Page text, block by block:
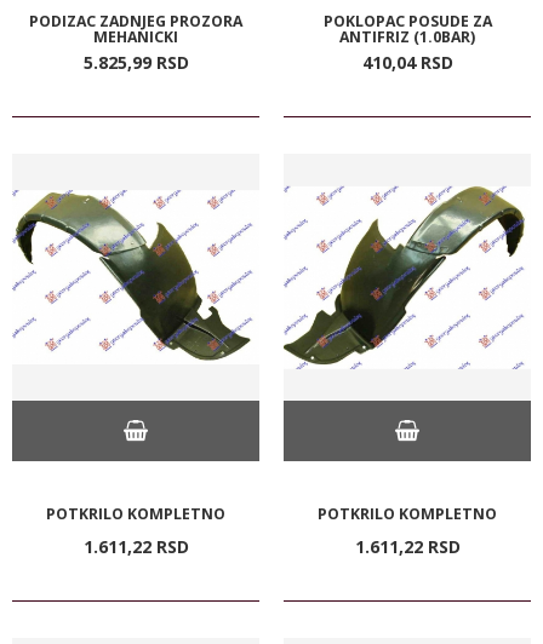
PODIZAC ZADNJEG PROZORA
MEHANICKI
5.825,99 RSD
POKLOPAC POSUDE ZA
ANTIFRIZ (1.0BAR)
410,04 RSD
POTKRILO KOMPLETNO
1.611,22 RSD
POTKRILO KOMPLETNO
1.611,22 RSD